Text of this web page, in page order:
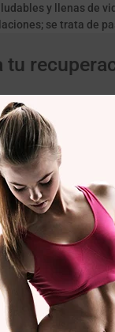
y llenas de
se trata de
de
con